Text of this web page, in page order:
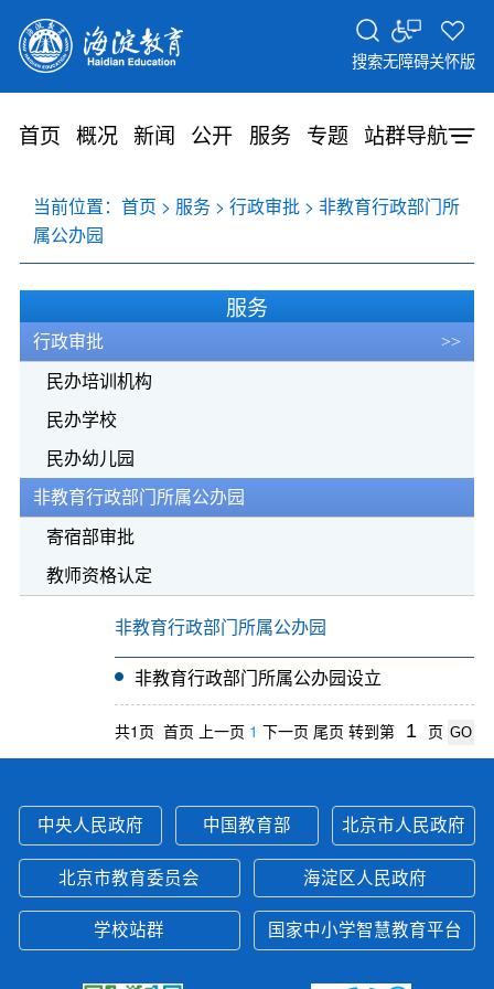
搜索无障碍关怀版
首页 概况 新闻 公开 服务 专题 站群导航
当前位置： 首页 > 服务> 行政审批> 非教育行政部门所
属公办园
服务
行政审批 >>
民办培训机构
民办学校
民办幼儿园
非教育行政部门所属公办园
寄宿部审批
教师资格认定
非教育行政部门所属公办园
非教育行政部门所属公办园设立
共1页 首页 上一页 1 下一页 尾页转到第 页
中央人民政府 中国教育部 北京市人民政府
北京市教育委员会 海淀区人民政府
学校站群 国家中小学智慧教育平台